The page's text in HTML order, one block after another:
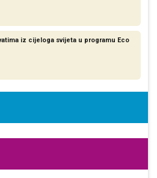
iz cijeloga svijeta u programu Eco